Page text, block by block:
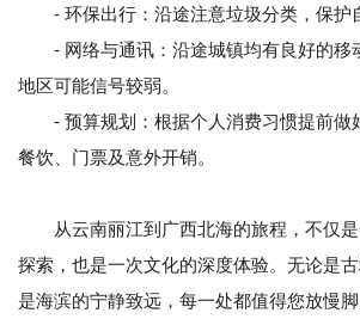
- 环保出行：沿途注意垃圾分类，保护
- 网络与通讯：沿途城镇均有良好的移
地区可能信号较弱。
- 预算规划：根据个人消费习惯提前做
餐饮、门票及意外开销。
从云南丽江到广西北海的旅程，不仅是
探索，也是一次文化的深度体验。无论是
是海滨的宁静致远，每一处都值得您放慢